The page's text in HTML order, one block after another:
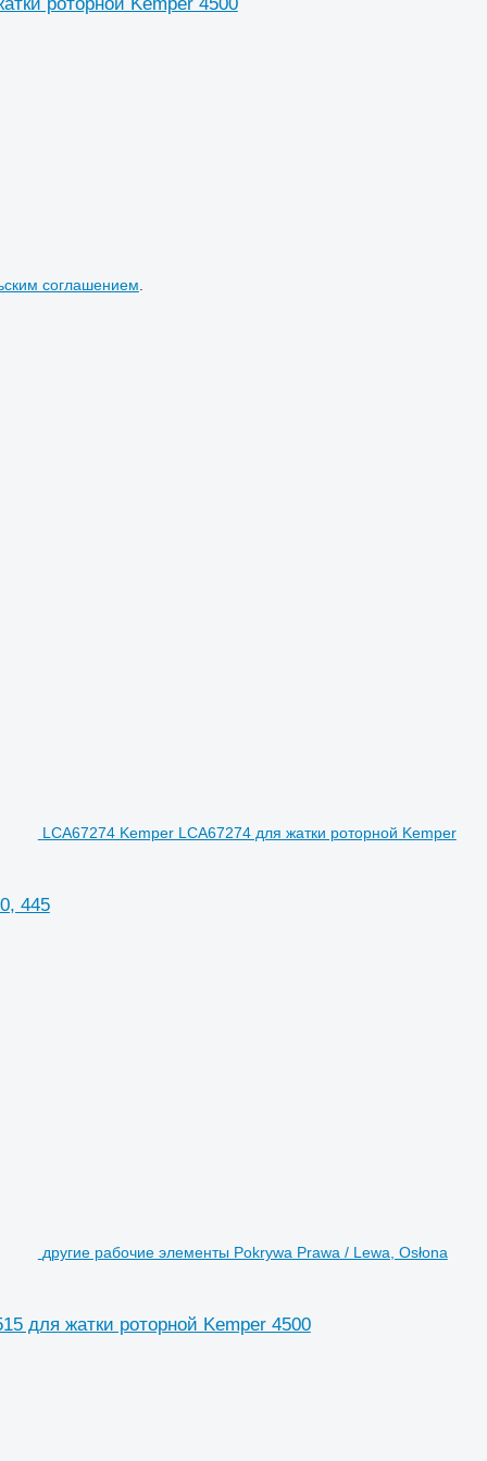
соглашением
LCA67274 Kemper LCA67274 для жатки роторной Kemper
445
другие рабочие элементы Pokrywa Prawa / Lewa, Osłona
для жатки роторной Kemper 4500